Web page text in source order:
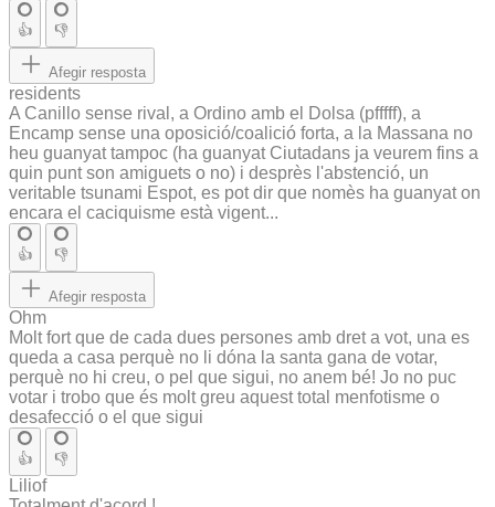
👍 👎
Afegir resposta
residents
A Canillo sense rival, a Ordino amb el Dolsa (pfffff), a
Encamp sense una oposició/coalició forta, a la Massana no
heu guanyat tampoc (ha guanyat Ciutadans ja veurem fins a
quin punt son amiguets o no) i desprès l'abstenció, un
veritable tsunami Espot, es pot dir que nomès ha guanyat on
encara el caciquisme està vigent...
👍 👎
Afegir resposta
Ohm
Molt fort que de cada dues persones amb dret a vot, una es
queda a casa perquè no li dóna la santa gana de votar,
perquè no hi creu, o pel que sigui, no anem bé! Jo no puc
votar i trobo que és molt greu aquest total menfotisme o
desafecció o el que sigui
👍 👎
Liliof